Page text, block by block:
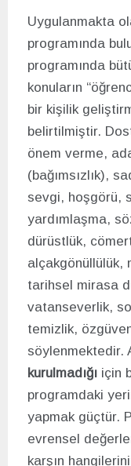
Uygulanmakta
programında
programında
konuların
bir kişilik
belirtilmiştir.
önem verme,
(bağımsızlık),
sevgi, hoşgörü,
yardımlaşma,
dürüstlük,
alçakgönüllülük,
tarihsel mirasa
vatanseverlik,
temizlik,
söylenmektedir.
kurulmadığı için
programdaki
yapmak güçtür.
evrensel
karşın